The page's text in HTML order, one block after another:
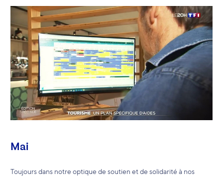
Mai
Toujours dans notre optique de soutien et de solidarité à nos